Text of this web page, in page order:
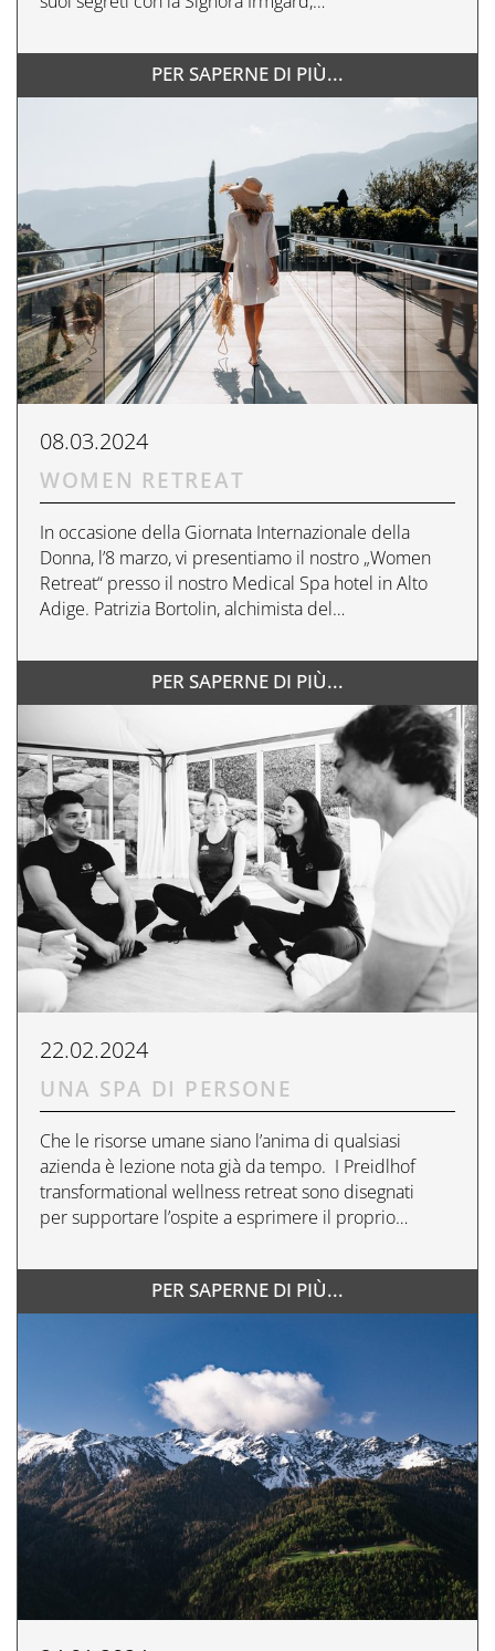
PER SAPERNE DI PIÙ...
08.03.2024
WOMEN RETREAT
In occasione della Giornata Internazionale della
Donna, l’8 marzo, vi presentiamo il nostro „Women
Retreat“ presso il nostro Medical Spa hotel in Alto
Adige. Patrizia Bortolin, alchimista del…
PER SAPERNE DI PIÙ...
22.02.2024
UNA SPA DI PERSONE
Che le risorse umane siano l’anima di qualsiasi
azienda è lezione nota già da tempo. I Preidlhof
transformational wellness retreat sono disegnati
per supportare l’ospite a esprimere il proprio…
PER SAPERNE DI PIÙ...